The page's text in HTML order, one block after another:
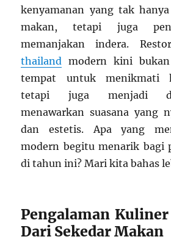
kenyamanan yang tak
makan, tetapi juga
memanjakan indera.
thailand modern kini
tempat untuk menikmati
tetapi juga menjadi
menawarkan suasana yang
dan estetis. Apa yang
modern begitu menarik bagi
di tahun ini? Mari kita bahas
Pengalaman
Dari Sekedar Makan